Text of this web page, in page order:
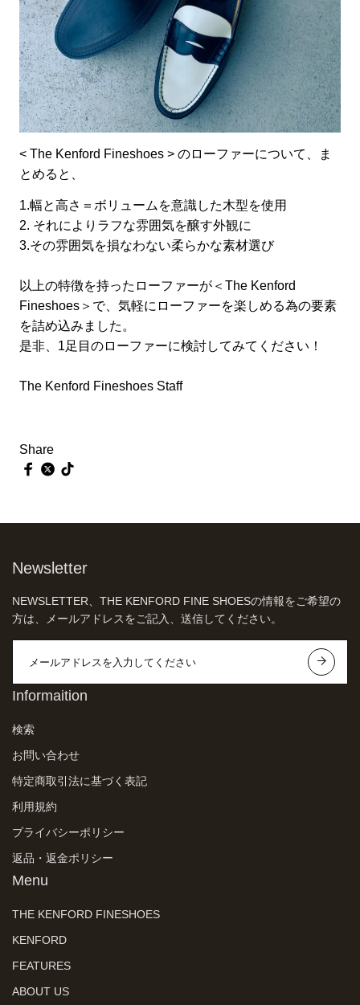
< The Kenford Fineshoes > のローファーについて、ま
とめると、
1.幅と高さ＝ボリュームを意識した木型を使用
2. それによりラフな雰囲気を醸す外観に
3.その雰囲気を損なわない柔らかな素材選び
以上の特徴を持ったローファーが＜The Kenford
Fineshoes＞で、気軽にローファーを楽しめる為の要素
を詰め込みました。
是非、1足目のローファーに検討してみてください！
The Kenford Fineshoes Staff
Share
Newsletter
NEWSLETTER、THE KENFORD FINE SHOESの情報をご希望の
方は、メールアドレスをご記入、送信してください。
Informaition
検索
お問い合わせ
特定商取引法に基づく表記
利用規約
プライバシーポリシー
返品・返金ポリシー
Menu
THE KENFORD FINESHOES
KENFORD
FEATURES
ABOUT US